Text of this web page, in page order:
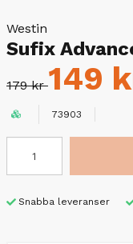
Westin
Sufix
179 kr149
73903
Snabba leveranser